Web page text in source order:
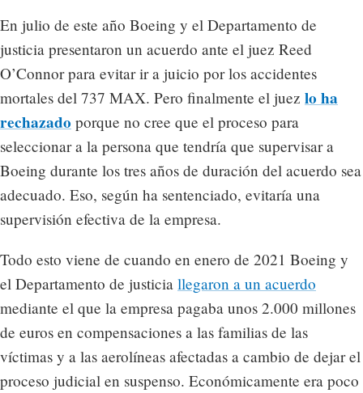
En julio de este año Boeing y el Departamento de
justicia presentaron un acuerdo ante el juez Reed
O’Connor para evitar ir a juicio por los accidentes
mortales del 737 MAX. Pero finalmente el juez lo ha
rechazado porque no cree que el proceso para
seleccionar a la persona que tendría que supervisar a
Boeing durante los tres años de duración del acuerdo sea
adecuado. Eso, según ha sentenciado, evitaría una
supervisión efectiva de la empresa.
Todo esto viene de cuando en enero de 2021 Boeing y
el Departamento de justicia llegaron a un acuerdo
mediante el que la empresa pagaba unos 2.000 millones
de euros en compensaciones a las familias de las
víctimas y a las aerolíneas afectadas a cambio de dejar el
proceso judicial en suspenso. Económicamente era poco